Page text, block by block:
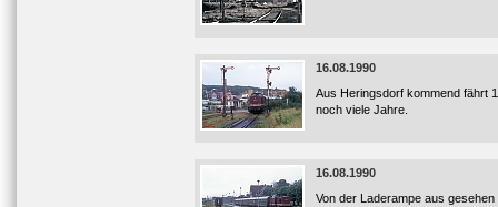
16.08.1990
Aus Heringsdorf kommend fährt
noch viele Jahre.
16.08.1990
Von der Laderampe aus